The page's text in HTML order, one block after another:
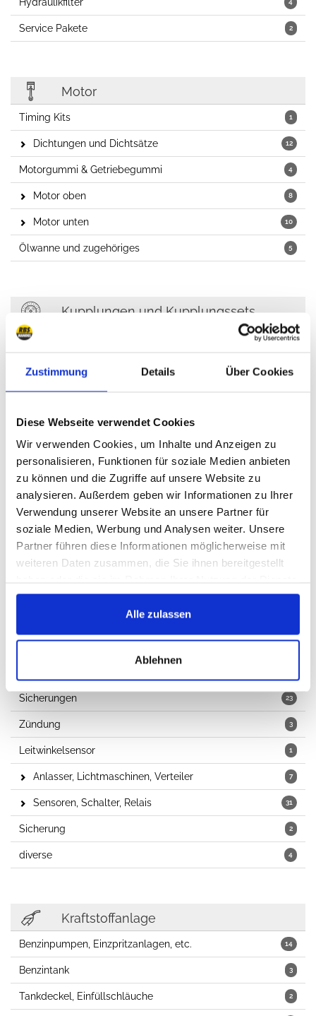
Zustimmung Details Über Cookies
Diese Webseite verwendet Cookies
Wir verwenden Cookies, um Inhalte und Anzeigen zu
personalisieren, Funktionen für soziale Medien anbieten
zu können und die Zugriffe auf unsere Website zu
analysieren. Außerdem geben wir Informationen zu Ihrer
Verwendung unserer Website an unsere Partner für
soziale Medien, Werbung und Analysen weiter. Unsere
Partner führen diese Informationen möglicherweise mit
weiteren Daten zusammen, die Sie ihnen bereitgestellt
gesammelt haben.
Alle zulassen
Ablehnen
4
2
Service Pakete
Motor
1
Timing Kits
12
Dichtungen und Dichtsätze
4
Motorgummi & Getriebegummi
8
Motor oben
10
Motor unten
5
Ölwanne und zugehöriges
Kupplungen und Kupplungssets
3
Kupplungsgeber- und Nehmerzylinder, Hydraulik
Ersatzteile Kupplung
Kühlung, Heizung, Klimaanlage
Kühlung
Keilriemen, Flachriemen, Keilrippenriemen
Umlenkrollen, Riemenspanner
Heizung
Elektrik
23
Sicherungen
3
Zündung
1
Leitwinkelsensor
7
Anlasser, Lichtmaschinen, Verteiler
31
Sensoren, Schalter, Relais
2
Sicherung
4
diverse
Kraftstoffanlage
14
Benzinpumpen, Einzpritzanlagen, etc.
3
Benzintank
2
Tankdeckel, Einfüllschläuche